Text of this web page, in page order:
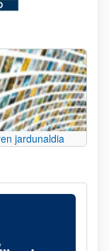
jardunaldia